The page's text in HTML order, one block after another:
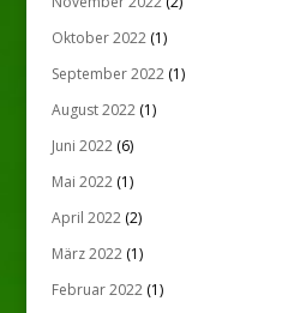
Oktober 2022(1)
September 2022(1)
August 2022(1)
Juni 2022(6)
Mai 2022(1)
April 2022(2)
März 2022(1)
Februar 2022(1)